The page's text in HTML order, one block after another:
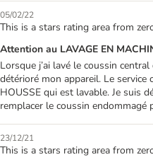
05/02/22
This is a stars rating area from
Attention au LAVAGE EN
Lorsque j’ai lavé le coussin
détérioré mon appareil. Le service
HOUSSE qui est lavable. Je suis
remplacer le coussin endommagé
23/12/21
This is a stars rating area from